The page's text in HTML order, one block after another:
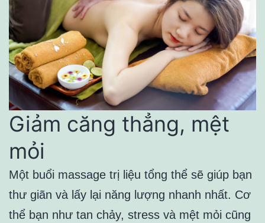
Giảm căng thẳng, mệt
mỏi
Một buổi massage trị liệu tổng thể sẽ giúp bạn
thư giãn và lấy lại năng lượng nhanh nhất. Cơ
thể bạn như tan chảy, stress và mệt mỏi cũng